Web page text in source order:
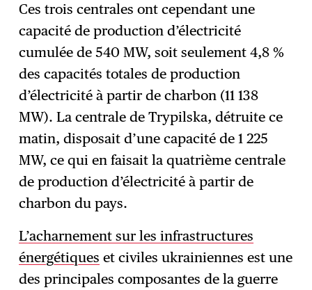
Ces trois centrales ont cependant une
capacité de production d’électricité
cumulée de 540 MW, soit seulement 4,8 %
des capacités totales de production
d’électricité à partir de charbon (11 138
MW). La centrale de Trypilska, détruite ce
matin, disposait d’une capacité de 1 225
MW, ce qui en faisait la quatrième centrale
de production d’électricité à partir de
charbon du pays.
L’acharnement sur les infrastructures
énergétiques et civiles ukrainiennes est une
des principales composantes de la guerre